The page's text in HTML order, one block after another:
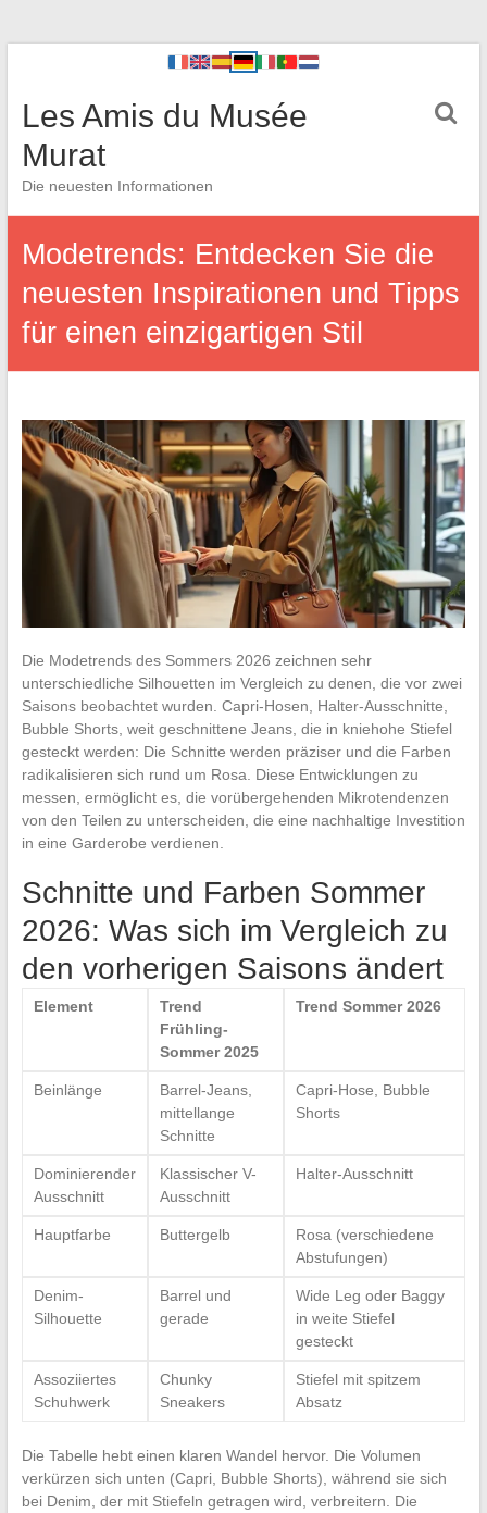
Les Amis du Musée
Murat
Die neuesten Informationen
Modetrends: Entdecken Sie die
neuesten Inspirationen und Tipps
für einen einzigartigen Stil
Die Modetrends des Sommers 2026 zeichnen sehr
unterschiedliche Silhouetten im Vergleich zu denen, die vor zwei
Saisons beobachtet wurden. Capri-Hosen, Halter-Ausschnitte,
Bubble Shorts, weit geschnittene Jeans, die in kniehohe Stiefel
gesteckt werden: Die Schnitte werden präziser und die Farben
radikalisieren sich rund um Rosa. Diese Entwicklungen zu
messen, ermöglicht es, die vorübergehenden Mikrotendenzen
von den Teilen zu unterscheiden, die eine nachhaltige Investition
in eine Garderobe verdienen.
Schnitte und Farben Sommer
2026: Was sich im Vergleich zu
den vorherigen Saisons ändert
Element
Trend
Frühling-
Sommer 2025
Trend Sommer 2026
Beinlänge
Barrel-Jeans,
mittellange
Schnitte
Capri-Hose, Bubble
Shorts
Dominierender
Ausschnitt
Klassischer V-
Ausschnitt
Halter-Ausschnitt
Hauptfarbe Buttergelb
Rosa (verschiedene
Abstufungen)
Denim-
Silhouette
Barrel und
gerade
Wide Leg oder Baggy
in weite Stiefel
gesteckt
Assoziiertes
Schuhwerk
Chunky
Sneakers
Stiefel mit spitzem
Absatz
Die Tabelle hebt einen klaren Wandel hervor. Die Volumen
verkürzen sich unten (Capri, Bubble Shorts), während sie sich
bei Denim, der mit Stiefeln getragen wird, verbreitern. Die